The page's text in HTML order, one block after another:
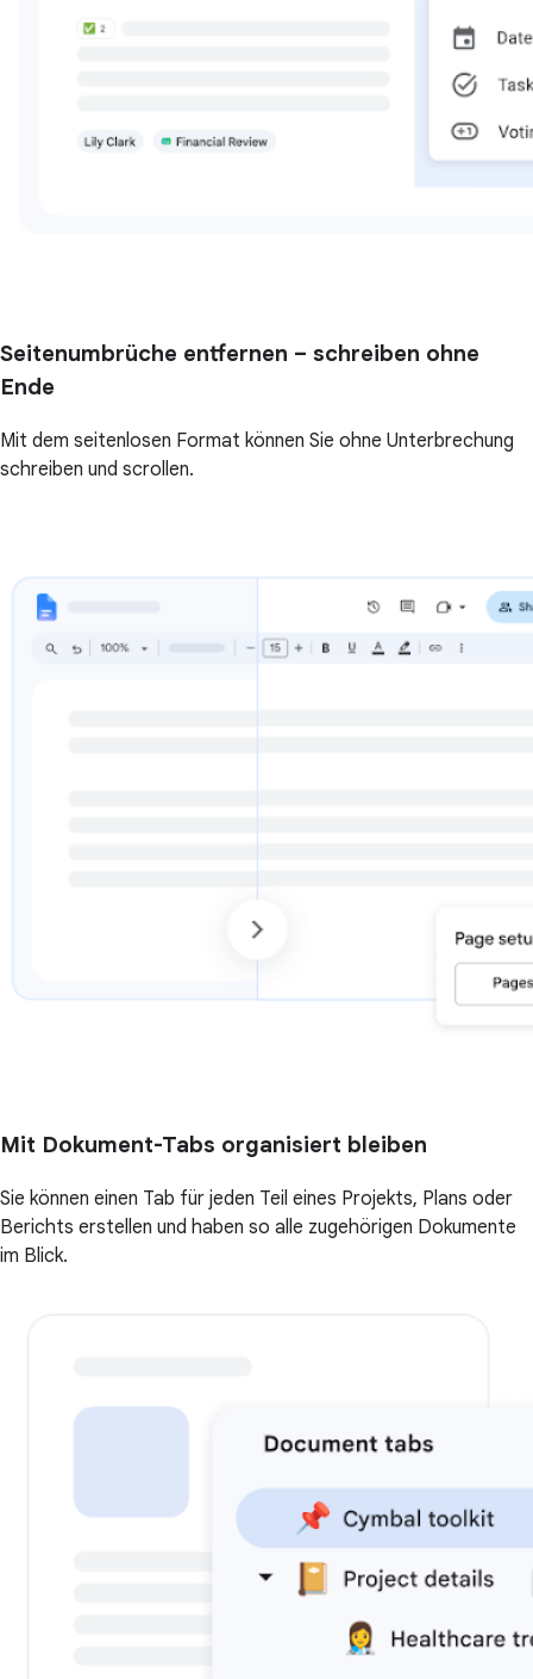
Seitenumbrüche entfernen – schreiben ohne
Ende
Mit dem seitenlosen Format können Sie ohne Unterbrechung
schreiben und scrollen.
Mit Dokument-Tabs organisiert bleiben
Sie können einen Tab für jeden Teil eines Projekts, Plans oder
Berichts erstellen und haben so alle zugehörigen Dokumente
im Blick.